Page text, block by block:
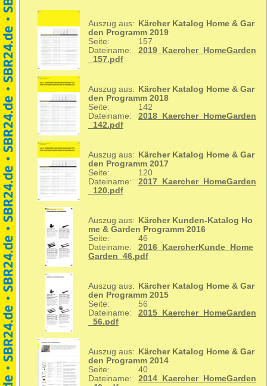
Auszug aus:
Kärcher Katalog Home & Gar
den Programm 2019
Seite:
157
Dateiname:
2019_Kaercher_HomeGarden
_157.pdf
Auszug aus:
Kärcher Katalog Home & Gar
den Programm 2018
Seite:
142
Dateiname:
2018_Kaercher_HomeGarden
_142.pdf
Auszug aus:
Kärcher Katalog Home & Gar
den Programm 2017
Seite:
120
Dateiname:
2017_Kaercher_HomeGarden
_120.pdf
Auszug aus:
Kärcher Kunden-Katalog Ho
me & Garden Programm 2016
Seite:
46
Dateiname:
2016_KaercherKunde_Home
Garden_46.pdf
Auszug aus:
Kärcher Katalog Home & Gar
den Programm 2015
Seite:
56
Dateiname:
2015_Kaercher_HomeGarden
_56.pdf
Auszug aus:
Kärcher Katalog Home & Gar
den Programm 2014
Seite:
40
Dateiname:
2014_Kaercher_HomeGarden